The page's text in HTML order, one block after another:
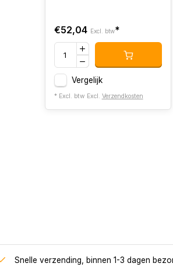
€52,04 Excl. btw*
Vergelijk
* Excl. btw Excl. Verzendkosten
Snelle verzending, binnen 1-3 dagen